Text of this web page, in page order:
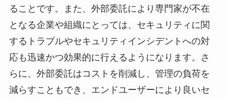
ることです。また、外部委託により専門家が不在
となる企業や組織にとっては、セキュリティに関
するトラブルやセキュリティインシデントへの対
応も迅速かつ効果的に行えるようになります。さ
らに、外部委託はコストを削減し、管理の負荷を
減らすこともでき、エンドユーザーにより良いセ